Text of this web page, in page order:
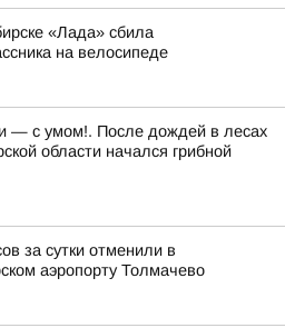
«Лада» сбила
на велосипеде
— с умом!. После дождей в лесах
области начался грибной
за сутки отменили в
аэропорту Толмачево